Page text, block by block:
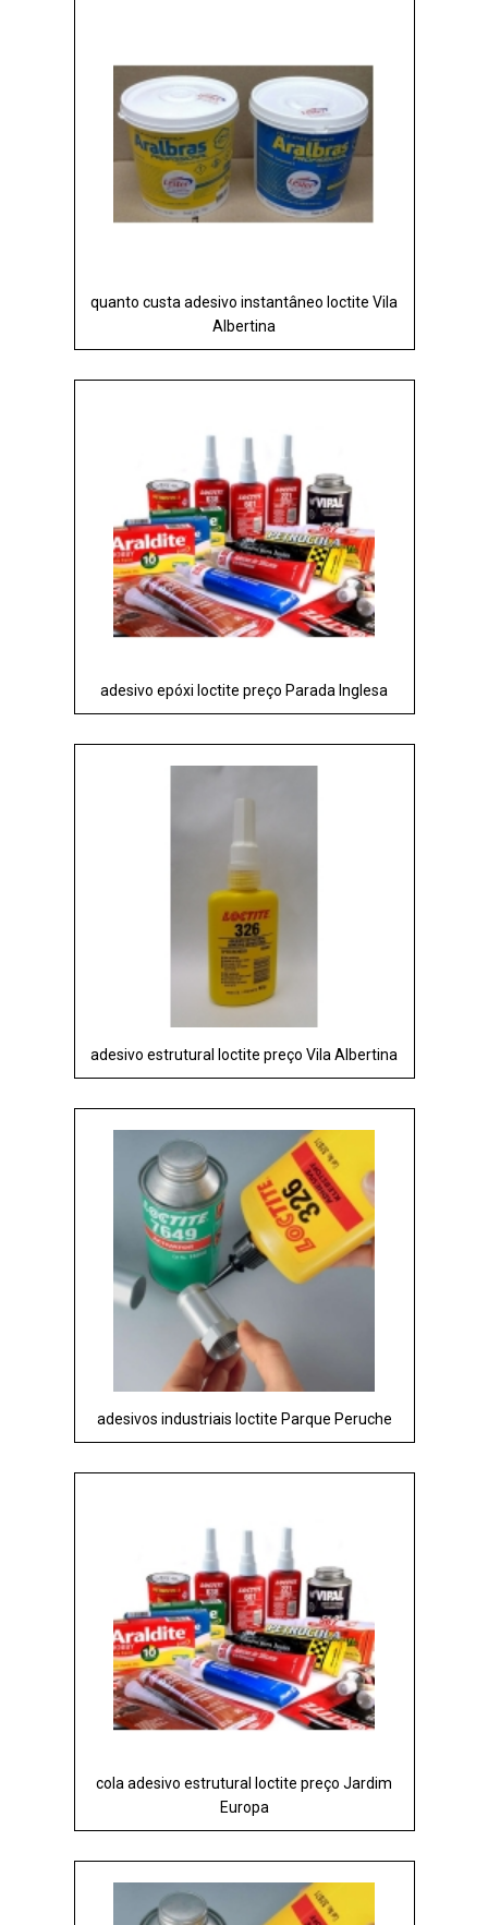
quanto custa adesivo instantâneo loctite Vila
Albertina
adesivo epóxi loctite preço Parada Inglesa
adesivo estrutural loctite preço Vila Albertina
adesivos industriais loctite Parque Peruche
cola adesivo estrutural loctite preço Jardim
Europa